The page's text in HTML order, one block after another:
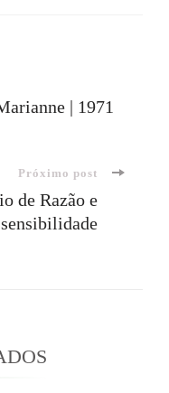
| 1971
Próximo post
de Razão e
sensibilidade